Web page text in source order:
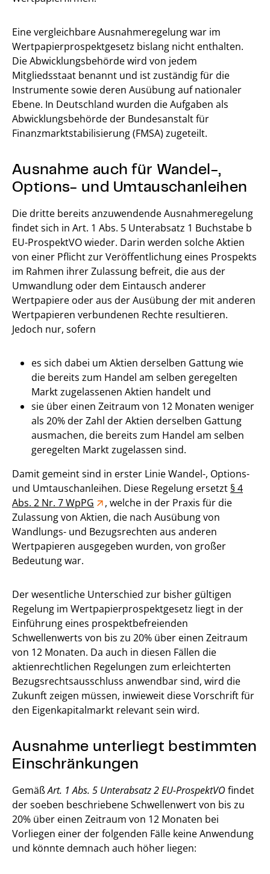
Eine vergleichbare Ausnahmeregelung war im
Wertpapierprospektgesetz bislang nicht enthalten.
Die Abwicklungsbehörde wird von jedem
Mitgliedsstaat benannt und ist zuständig für die
Instrumente sowie deren Ausübung auf nationaler
Ebene. In Deutschland wurden die Aufgaben als
Abwicklungsbehörde der Bundesanstalt für
Finanzmarktstabilisierung (FMSA) zugeteilt.
Ausnahme auch für Wandel-,
Options- und Umtauschanleihen
Die dritte bereits anzuwendende Ausnahmeregelung
findet sich in Art. 1 Abs. 5 Unterabsatz 1 Buchstabe b
EU-ProspektVO wieder. Darin werden solche Aktien
von einer Pflicht zur Veröffentlichung eines Prospekts
im Rahmen ihrer Zulassung befreit, die aus der
Umwandlung oder dem Eintausch anderer
Wertpapiere oder aus der Ausübung der mit anderen
Wertpapieren verbundenen Rechte resultieren.
Jedoch nur, sofern
es sich dabei um Aktien derselben Gattung wie
die bereits zum Handel am selben geregelten
Markt zugelassenen Aktien handelt und
sie über einen Zeitraum von 12 Monaten weniger
als 20% der Zahl der Aktien derselben Gattung
ausmachen, die bereits zum Handel am selben
geregelten Markt zugelassen sind.
Damit gemeint sind in erster Linie Wandel-, Options-
und Umtauschanleihen. Diese Regelung ersetzt § 4
Abs. 2 Nr. 7 WpPG
, welche in der Praxis für die
Zulassung von Aktien, die nach Ausübung von
Wandlungs- und Bezugsrechten aus anderen
Wertpapieren ausgegeben wurden, von großer
Bedeutung war.
Der wesentliche Unterschied zur bisher gültigen
Regelung im Wertpapierprospektgesetz liegt in der
Einführung eines prospektbefreienden
Schwellenwerts von bis zu 20% über einen Zeitraum
von 12 Monaten. Da auch in diesen Fällen die
aktienrechtlichen Regelungen zum erleichterten
Bezugsrechtsausschluss anwendbar sind, wird die
Zukunft zeigen müssen, inwieweit diese Vorschrift für
den Eigenkapitalmarkt relevant sein wird.
Ausnahme unterliegt bestimmten
Einschränkungen
GemäßArt. 1 Abs. 5 Unterabsatz 2 EU-ProspektVO findet
der soeben beschriebene Schwellenwert von bis zu
20% über einen Zeitraum von 12 Monaten bei
Vorliegen einer der folgenden Fälle keine Anwendung
und könnte demnach auch höher liegen: